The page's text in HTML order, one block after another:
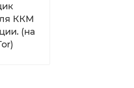
ККМ
(на